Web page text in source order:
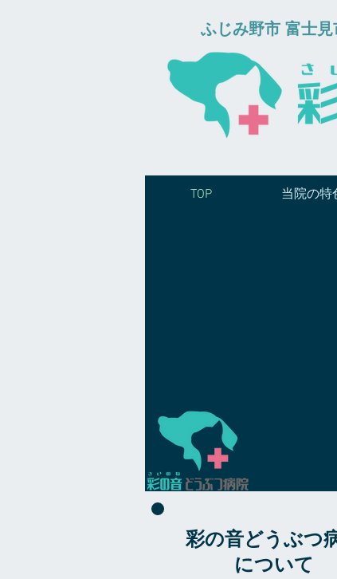
ふじみ野市 富士
TOP 当院の特
彩の音どうぶつ
について